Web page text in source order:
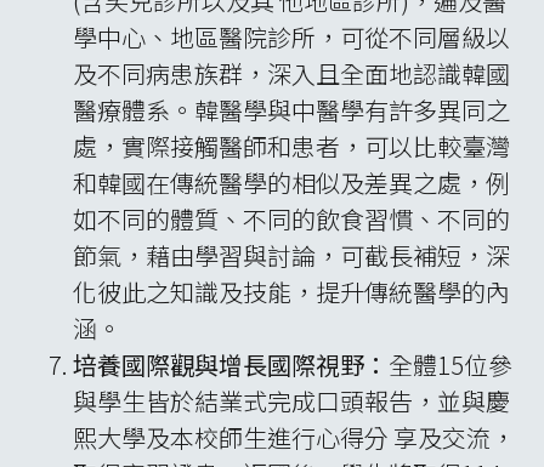
學中心、地區醫院診所，可從不同層級以
及不同病患族群，深入且全面地認識韓國
醫療體系。韓醫學與中醫學有許多異同之
處，實際接觸醫師和患者，可以比較臺灣
和韓國在傳統醫學的相似及差異之處，例
如不同的體質、不同的飲食習慣、不同的
節氣，藉由學習與討論，可截長補短，深
化彼此之知識及技能，提升傳統醫學的內
涵。
培養國際觀與增長國際視野： 全體15位參
與學生皆於結業式完成口頭報告，並與慶
熙大學及本校師生進行心得分 享及交流，